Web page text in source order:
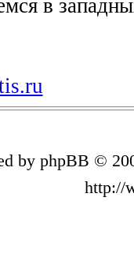
в
by phpBB ©
http://